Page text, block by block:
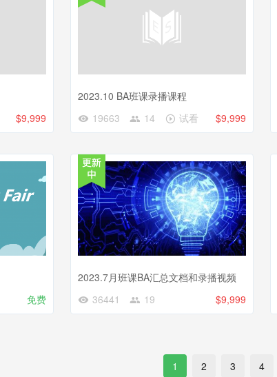
$9,999
2023.10 BA班课录播课程
19663
14 试看 $9,999
免费
2023.7月班课BA汇总文档和录播视频
36441
19 $9,999
1 2 3 4